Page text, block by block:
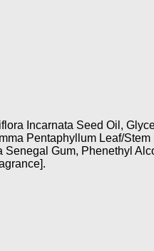
Incarnata Seed Oil,
Pentaphyllum Leaf/
Gum, Phenethyl